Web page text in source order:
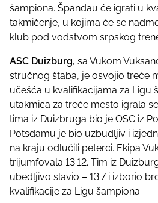
šampiona. Špandau će igrati u
takmičenje, u kojima će se
klub pod vođstvom srpskog
ASC Duizburg, sa Vukom
stručnog štaba, je osvojio treće
učešća u kvalifikacijama za Ligu
utakmica za treće mesto igrala
tima iz Duizbruga bio je OSC iz
Potsdamu je bio uzbudljiv i
na kraju odlučili peterci. Ekipa
trijumfovala 13:12. Tim iz
ubedljivo slavio – 13:7 i izborio
kvalifikacije za Ligu šampiona